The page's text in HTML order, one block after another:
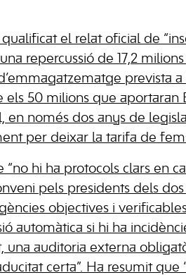
el relat oficial de
repercussió de 17,2 milions
prevista a
els 50 milions que aportaran
en només dos anys de
per deixar la tarifa de
hi ha protocols clars en
pels presidents dels
objectives i
automàtica si hi ha
auditoria externa
certa”. Ha resumit que